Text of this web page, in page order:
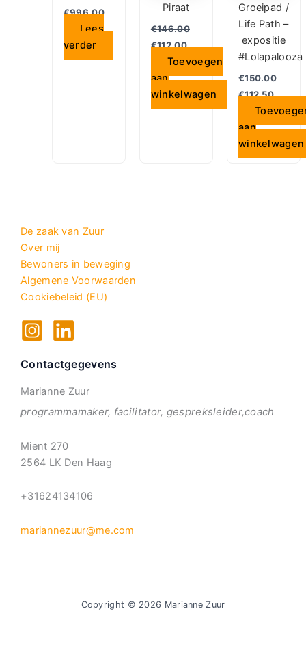
€996.00
Lees
verder
Piraat
€146.00
€112.00
Toevoegen
aan
winkelwagen
Groeipad /
Life Path –
expositie
#Lolapalooza
€150.00
€112.50
aan
winkelwagen
De zaak van Zuur
Over mij
Bewoners in beweging
Algemene Voorwaarden
Cookiebeleid (EU)
Contactgegevens
Marianne Zuur
programmamaker, facilitator, gespreksleider,coach
Mient 270
2564 LK Den Haag
+31624134106
mariannezuur@me.com
Copyright © 2026 Marianne Zuur